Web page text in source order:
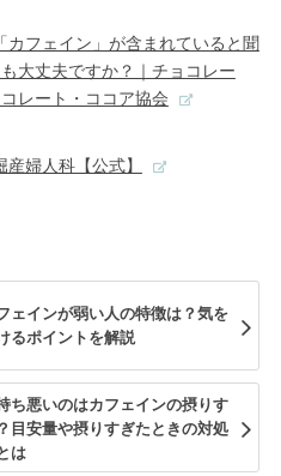
フェイン」が含まれていると聞
大丈夫ですか？｜チョコレー
レート・ココア協会
婦人科【公式】
ェインが弱い人の特徴は？気を
るポイントを解説
ち悪いのはカフェインの摂りす
目安量や摂りすぎたときの対処
は